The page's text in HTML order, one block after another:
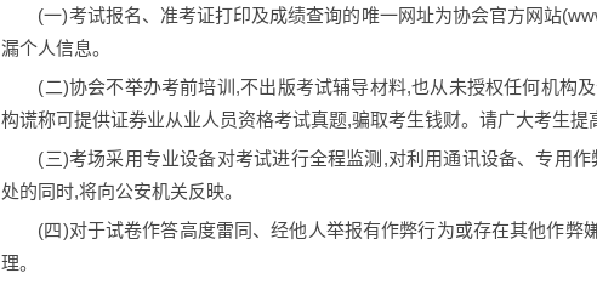
(一)考试报名、准考证打印及成绩查询的唯一网址为协会官方网站
漏个人信息。
(二)协会不举办考前培训,不出版考试辅导材料,也从未授权任何机构
构谎称可提供证券业从业人员资格考试真题,骗取考生钱财。请广大考生提
(三)考场采用专业设备对考试进行全程监测,对利用通讯设备、专用
处的同时,将向公安机关反映。
(四)对于试卷作答高度雷同、经他人举报有作弊行为或存在其他作
理。